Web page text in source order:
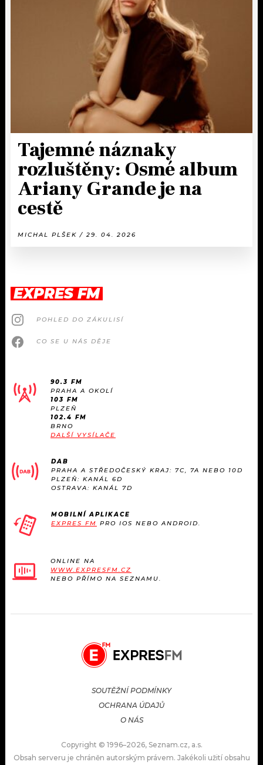
Tajemné náznaky
rozluštěny: Osmé album
Ariany Grande je na
cestě
MICHAL PLŠEK / 29. 04. 2026
EXPRES FM
POHLED DO ZÁKULISÍ
CO SE U NÁS DĚJE
90.3 FM
PRAHA A OKOLÍ
103 FM
PLZEŇ
102.4 FM
BRNO
DALŠÍ VYSÍLAČE
DAB
PRAHA A STŘEDOČESKÝ KRAJ: 7C, 7A NEBO 10D
PLZEŇ: KANÁL 6D
OSTRAVA: KANÁL 7D
MOBILNÍ APLIKACE
EXPRES FM PRO IOS NEBO ANDROID.
ONLINE NA
WWW.EXPRESFM.CZ
NEBO PŘÍMO NA SEZNAMU.
SOUTĚŽNÍ PODMÍNKY
OCHRANA ÚDAJŮ
O NÁS
Copyright © 1996–2026, Seznam.cz, a.s.
Obsah serveru je chráněn autorským právem. Jakékoli užití obsahu